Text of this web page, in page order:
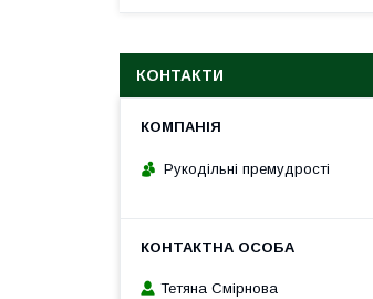
КОНТАКТИ
Рукодільні премудрості
Тетяна Смірнова